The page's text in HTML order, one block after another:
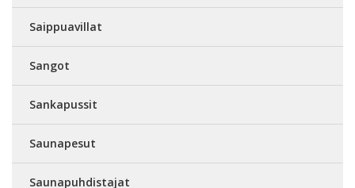
Saippuavillat
Sangot
Sankapussit
Saunapesut
Saunapuhdistajat